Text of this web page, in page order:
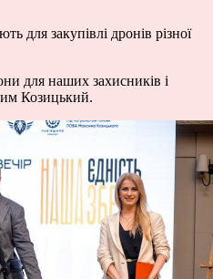
для закупівлі дронів різної
для наших захисників і
Козицький.